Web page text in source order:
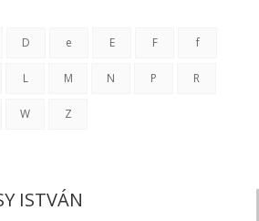
D e E F f
L M N P R
W Z
ISTVÁN